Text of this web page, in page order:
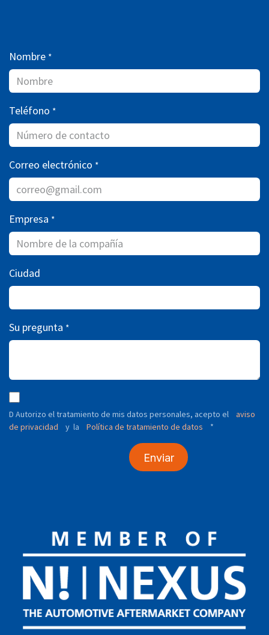
Nombre *
Teléfono *
Correo electrónico *
Empresa *
Ciudad
Su pregunta *
D Autorizo ​​el tratamiento de mis datos personales, acepto el
aviso
de privacidad
y la Política de tratamiento de datos *
Enviar